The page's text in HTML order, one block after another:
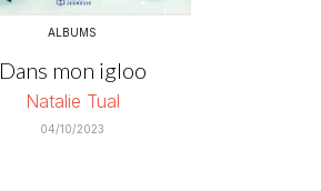
ALBUMS
Dans mon igloo
Natalie Tual
04/10/2023